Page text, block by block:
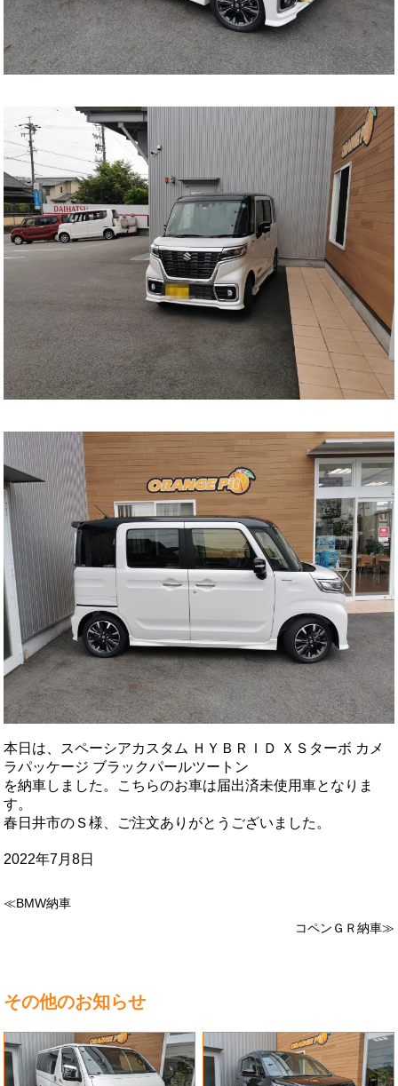
本日は、スペーシアカスタム ＨＹＢＲＩＤ ＸＳターボ カメ
ラパッケージ ブラックパールツートン
を納車しました。こちらのお車は届出済未使用車となりま
す。
春日井市のＳ様、ご注文ありがとうございました。
2022年7月8日
≪BMW納車
コペンＧＲ納車≫
その他のお知らせ